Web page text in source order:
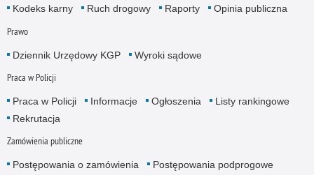
Kodeks karny
Ruch drogowy Raporty Opinia publiczna
Prawo
Dziennik Urzędowy KGP Wyroki sądowe
Praca w Policji
Praca w Policji Informacje Ogłoszenia
Listy rankingowe
Rekrutacja
Zamówienia publiczne
Postępowania o zamówienia
Postępowania podprogowe